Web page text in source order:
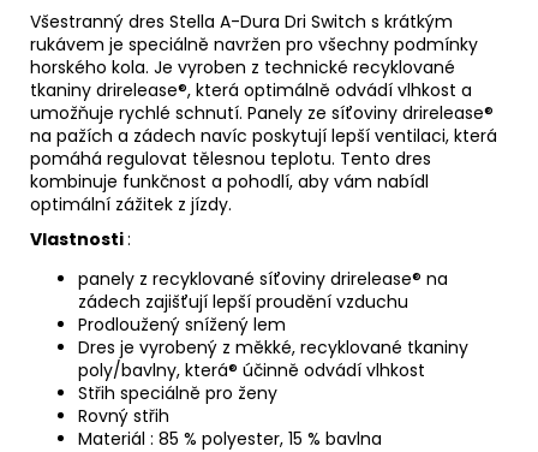
Všestranný dres Stella A-Dura Dri Switch s krátkým
rukávem je speciálně navržen pro všechny podmínky
horského kola. Je vyroben z technické recyklované
tkaniny drirelease®, která optimálně odvádí vlhkost a
umožňuje rychlé schnutí. Panely ze síťoviny drirelease®
na pažích a zádech navíc poskytují lepší ventilaci, která
pomáhá regulovat tělesnou teplotu. Tento dres
kombinuje funkčnost a pohodlí, aby vám nabídl
optimální zážitek z jízdy.
Vlastnosti:
panely z recyklované síťoviny drirelease® na
zádech zajišťují lepší proudění vzduchu
Prodloužený snížený lem
Dres je vyrobený z měkké, recyklované tkaniny
poly/bavlny, která® účinně odvádí vlhkost
Střih speciálně pro ženy
Rovný střih
Materiál : 85 % polyester, 15 % bavlna